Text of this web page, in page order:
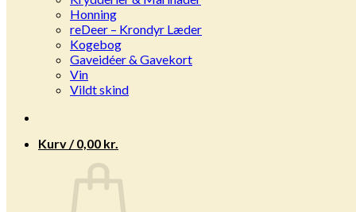
Honning
reDeer – Krondyr Læder
Kogebog
Gaveidéer & Gavekort
Vin
Vildt skind
Kurv /0,00 kr.